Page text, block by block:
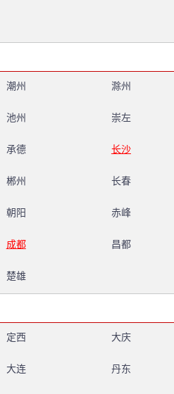
潮州 滁州
池州 崇左
承德 长沙
郴州 长春
朝阳 赤峰
成都 昌都
楚雄
定西 大庆
大连 丹东